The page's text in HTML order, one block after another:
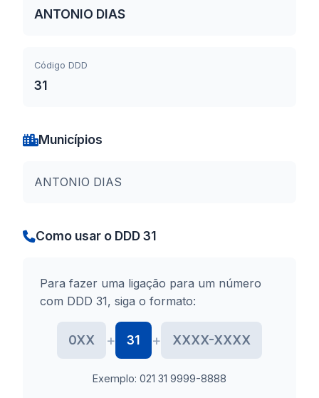
ANTONIO DIAS
Código DDD
31
Municípios
ANTONIO DIAS
Como usar o DDD 31
Para fazer uma ligação para um número
com DDD 31, siga o formato:
0XX + 31 + XXXX-XXXX
Exemplo: 021 31 9999-8888